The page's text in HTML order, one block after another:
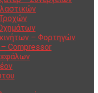
– Φορτηγών
Compressor